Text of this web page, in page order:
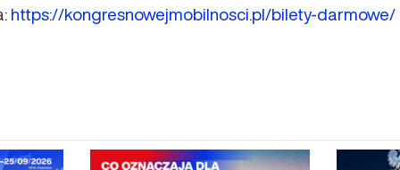
https://kongresnowejmobilnosci.pl/bilety-darmowe/